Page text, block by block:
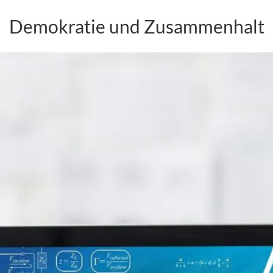
Demokratie und Zusammenhalt